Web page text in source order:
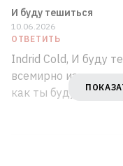
И буду тешиться
10.06.2026
ОТВЕТИТЬ
Indrid Cold, И буду
всемирно
как ты буду